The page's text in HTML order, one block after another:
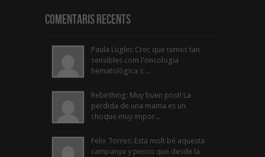
Comentaris Recents
Paula Luglin: Crec que temes tan
sensibles com l'oncologia
hematològica s'...
Rebirthing: Muy buen post! La
perdida de una mama es un
choque muy impor...
Felix Torres: Esta molt bé aquesta
campanya y penso que desde la